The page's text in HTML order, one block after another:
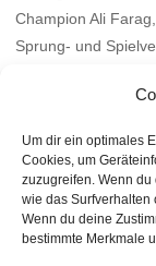
Um dir ein optimales
Cookies, um
zuzugreifen. Wenn
wie das Surfverhalten
Wenn du deine
bestimmte Merkmale
Champion Ali
Sprung- und